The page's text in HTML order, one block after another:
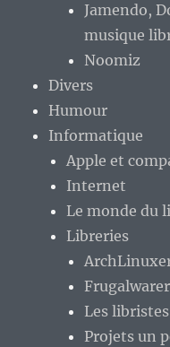
Jamendo,
musique
Noomiz
Divers
Humour
Informatique
Apple et
Internet
Le monde du
Libreries
Les
Projets un